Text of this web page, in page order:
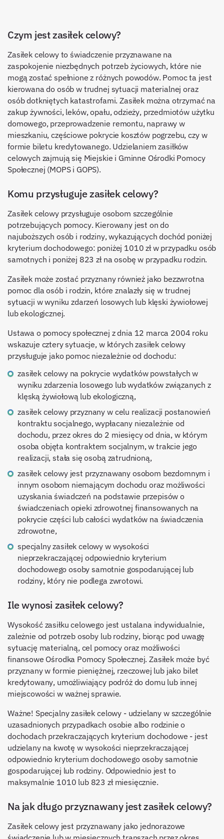
Czym jest zasiłek celowy?
Zasiłek celowy to świadczenie przyznawane na
zaspokojenie niezbędnych potrzeb życiowych, które nie
mogą zostać spełnione z różnych powodów. Pomoc ta jest
kierowana do osób w trudnej sytuacji materialnej oraz
osób dotkniętych katastrofami. Zasiłek można otrzymać na
zakup żywności, leków, opału, odzieży, przedmiotów użytku
domowego, przeprowadzenie remontu, naprawy w
mieszkaniu, częściowe pokrycie kosztów pogrzebu, czy w
formie biletu kredytowanego. Udzielaniem zasiłków
celowych zajmują się Miejskie i Gminne Ośrodki Pomocy
Społecznej (MOPS i GOPS).
Komu przysługuje zasiłek celowy?
Zasiłek celowy przysługuje osobom szczególnie
potrzebujących pomocy. Kierowany jest on do
najuboższych osób i rodziny, wykazujących dochód poniżej
kryterium dochodowego: poniżej 1010 zł w przypadku osób
samotnych i poniżej 823 zł na osobę w przypadku rodzin.
Zasiłek może zostać przyznany również jako bezzwrotna
pomoc dla osób i rodzin, które znalazły się w trudnej
sytuacji w wyniku zdarzeń losowych lub klęski żywiołowej
lub ekologicznej.
Ustawa o pomocy społecznej z dnia 12 marca 2004 roku
wskazuje cztery sytuacje, w których zasiłek celowy
przysługuje jako pomoc niezależnie od dochodu:
zasiłek celowy na pokrycie wydatków powstałych w
wyniku zdarzenia losowego lub wydatków związanych z
klęską żywiołową lub ekologiczną,
zasiłek celowy przyznany w celu realizacji postanowień
kontraktu socjalnego, wypłacany niezależnie od
dochodu, przez okres do 2 miesięcy od dnia, w którym
osoba objęta kontraktem socjalnym, w trakcie jego
realizacji, stała się osobą zatrudnioną,
zasiłek celowy jest przyznawany osobom bezdomnym i
innym osobom niemającym dochodu oraz możliwości
uzyskania świadczeń na podstawie przepisów o
świadczeniach opieki zdrowotnej finansowanych na
pokrycie części lub całości wydatków na świadczenia
zdrowotne,
specjalny zasiłek celowy w wysokości
nieprzekraczającej odpowiednio kryterium
dochodowego osoby samotnie gospodarującej lub
rodziny, który nie podlega zwrotowi.
Ile wynosi zasiłek celowy?
Wysokość zasiłku celowego jest ustalana indywidualnie,
zależnie od potrzeb osoby lub rodziny, biorąc pod uwagę
sytuację materialną, cel pomocy oraz możliwości
finansowe Ośrodka Pomocy Społecznej. Zasiłek może być
przyznany w formie pieniężnej, rzeczowej lub jako bilet
kredytowany, umożliwiający podróż do domu lub innej
miejscowości w ważnej sprawie.
Ważne! Specjalny zasiłek celowy - udzielany w szczególnie
uzasadnionych przypadkach osobie albo rodzinie o
dochodach przekraczających kryterium dochodowe - jest
udzielany na kwotę w wysokości nieprzekraczającej
odpowiednio kryterium dochodowego osoby samotnie
gospodarującej lub rodziny. Odpowiednio jest to
maksymalnie 1010 lub 823 zł miesięcznie.
Na jak długo przyznawany jest zasiłek celowy?
Zasiłek celowy jest przyznawany jako jednorazowe